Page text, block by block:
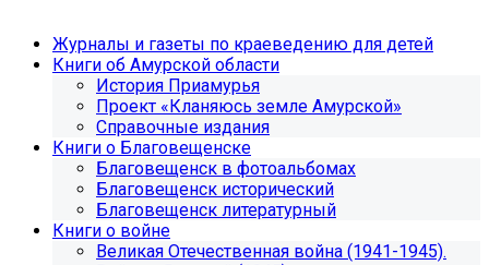
Журналы и газеты по краеведению для детей
Книги об Амурской области
История Приамурья
Проект «Кланяюсь земле Амурской»
Справочные издания
Книги о Благовещенске
Благовещенск в фотоальбомах
Благовещенск исторический
Благовещенск литературный
Книги о войне
Великая Отечественная война (1941-1945).